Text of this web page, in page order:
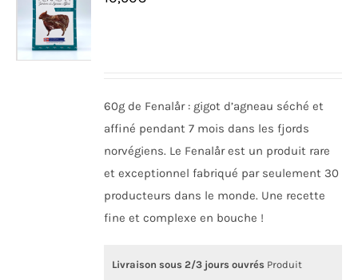
60g de Fenalår : gigot d’agneau séché et
affiné pendant 7 mois dans les fjords
norvégiens. Le Fenalår est un produit rare
et exceptionnel fabriqué par seulement 30
producteurs dans le monde. Une recette
fine et complexe en bouche !
Livraison sous 2/3 jours ouvrés Produit